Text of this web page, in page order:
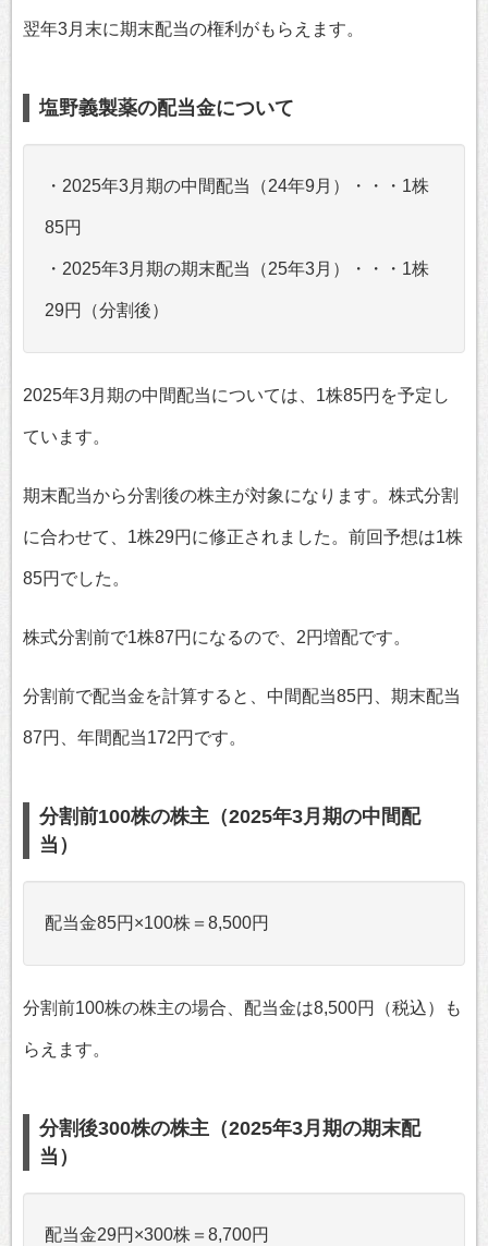
翌年3月末に期末配当の権利がもらえます。
塩野義製薬の配当金について
・2025年3月期の中間配当（24年9月）・・・1株
85円
・2025年3月期の期末配当（25年3月）・・・1株
29円（分割後）
2025年3月期の中間配当については、1株85円を予定し
ています。
期末配当から分割後の株主が対象になります。株式分割
に合わせて、1株29円に修正されました。前回予想は1株
85円でした。
株式分割前で1株87円になるので、2円増配です。
分割前で配当金を計算すると、中間配当85円、期末配当
87円、年間配当172円です。
分割前100株の株主（2025年3月期の中間配
当）
配当金85円×100株＝8,500円
分割前100株の株主の場合、配当金は8,500円（税込）も
らえます。
分割後300株の株主（2025年3月期の期末配
当）
配当金29円×300株＝8,700円